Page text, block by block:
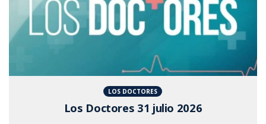
LOS DOCTORES
Los Doctores 31 julio 2026